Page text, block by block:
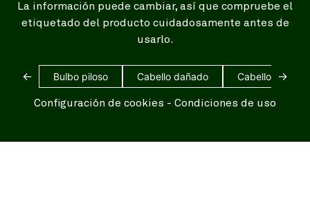
La información puede cambiar, así que compruebe el
etiquetado del producto cuidadosamente antes de
usarlo.
← Bulbo piloso Cabello dañado Cabello blanco
→
Configuración de cookies - Condiciones de uso